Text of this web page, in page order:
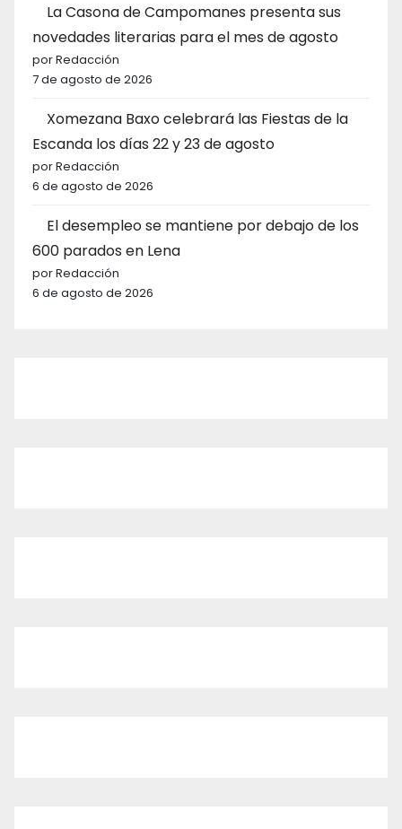
La Casona de Campomanes presenta sus
novedades literarias para el mes de agosto
por Redacción
7 de agosto de 2026
Xomezana Baxo celebrará las Fiestas de la
Escanda los días 22 y 23 de agosto
por Redacción
6 de agosto de 2026
El desempleo se mantiene por debajo de los
600 parados en Lena
por Redacción
6 de agosto de 2026